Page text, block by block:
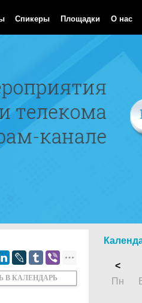
Спикеры Площадки О нас
В КАЛЕНДАРЬ
<
Пн